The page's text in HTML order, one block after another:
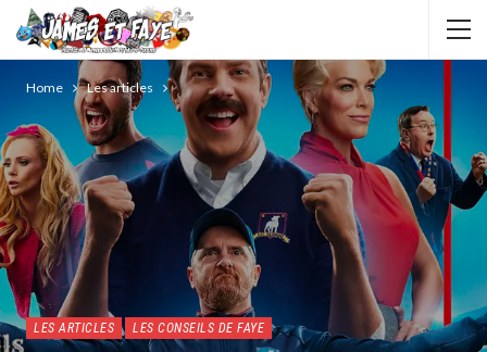
Home Les articles
LES ARTICLES LES CONSEILS DE FAYE